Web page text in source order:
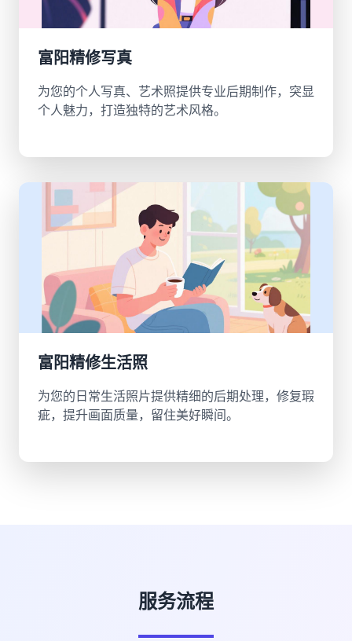
富阳精修写真
为您的个人写真、艺术照提供专业后期制作，突显
个人魅力，打造独特的艺术风格。
富阳精修生活照
为您的日常生活照片提供精细的后期处理，修复瑕
疵，提升画面质量，留住美好瞬间。
服务流程